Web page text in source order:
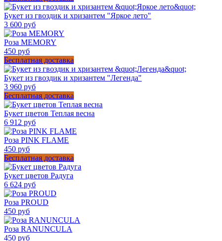
Букет из гвоздик и хризантем "Яркое лето"
3 600 руб
Роза MEMORY
450 руб
Бесплатная доставка
Букет из гвоздик и хризантем "Легенда"
3 960 руб
Бесплатная доставка
Букет цветов Теплая весна
6 912 руб
Роза PINK FLAME
450 руб
Бесплатная доставка
Букет цветов Радуга
6 624 руб
Роза PROUD
450 руб
Роза RANUNCULA
450 руб